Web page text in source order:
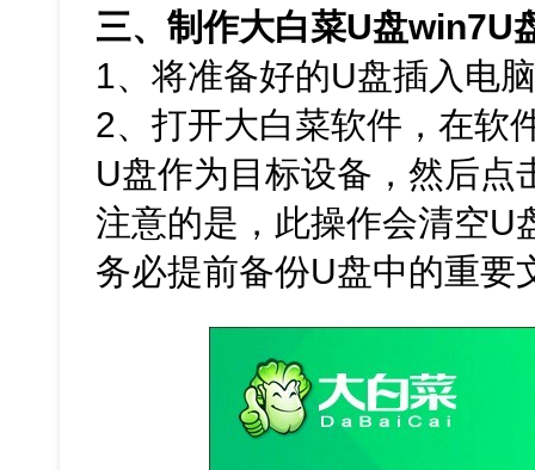
三、制作大白菜U盘win7U
1、将准备好的U盘插入电
2、打开大白菜软件，在软
U盘作为目标设备，然后点
注意的是，此操作会清空U
务必提前备份U盘中的重要